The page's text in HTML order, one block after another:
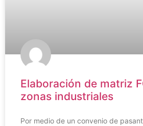
Elaboración de matriz
zonas industriales
Por medio de un convenio de